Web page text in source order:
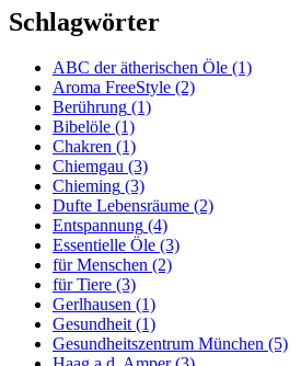
Schlagwörter
ABC der ätherischen Öle (1)
Aroma FreeStyle (2)
Berührung (1)
Bibelöle (1)
Chakren (1)
Chiemgau (3)
Chieming (3)
Dufte Lebensräume (2)
Entspannung (4)
Essentielle Öle (3)
für Menschen (2)
für Tiere (3)
Gerlhausen (1)
Gesundheit(1)
Gesundheitszentrum München (5)